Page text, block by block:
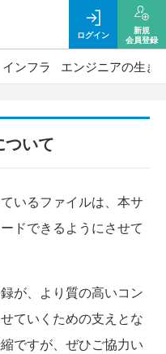
ログイン
新規
会員登録
インフラ エンジニアの生き
いて
いるファイルは、本サ
ドできるようにさせて
が、より質の高いコン
ていくための支えとな
ですが、ぜひご協力い